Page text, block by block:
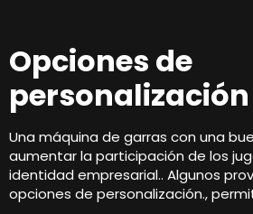
Opciones de
Una máquina de garras con una
aumentar la participación de los
identidad empresarial.. Algunos
opciones de personalización.,